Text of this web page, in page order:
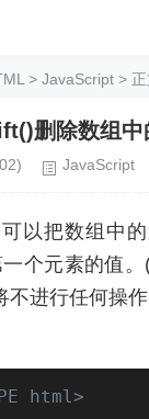
> JavaScript >
删除数组中
JavaScript
以把数组中
个元素的值。
不进行任何操
html>